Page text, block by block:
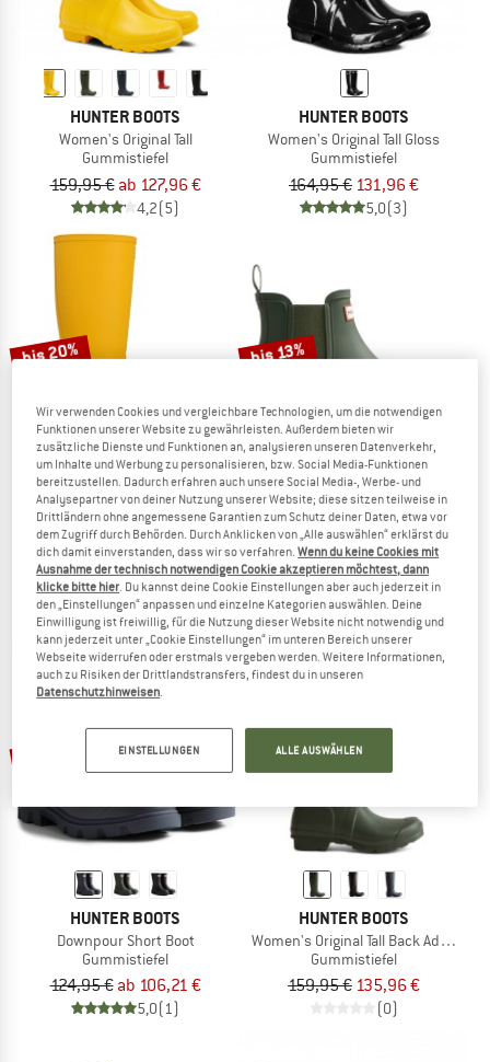
HUNTER BOOTS
Women's Original Tall
Gummistiefel
159,95 € ab 127,96 €
4,2(5)
HUNTER BOOTS
Women's Original Tall Gloss
Gummistiefel
164,95 € 131,96 €
5,0(3)
bis 20%
HUNTER BOOTS
Downpour Tall Boot
Gummistiefel
134,95 €ab 107,96 €
(0)
bis 13%
HUNTER BOOTS
Downpour Chelsea
Gummistiefel
119,95 €ab 104,36 €
(0)
HUNTER BOOTS
Downpour Short Boot
Gummistiefel
124,95 € ab 106,21 €
5,0(1)
bis 20%
HUNTER BOOTS
Women's Original Tall Back
Gummistiefel
159,95 € 135,96 €
(0)
Wir verwenden Cookies und vergleichbare Technologien, um die notwendigen
Funktionen unserer Website zu gewährleisten. Außerdem bieten wir
zusätzliche Dienste und Funktionen an, analysieren unseren Datenverkehr,
um Inhalte und Werbung zu personalisieren, bzw. Social Media-Funktionen
bereitzustellen. Dadurch erfahren auch unsere Social Media-, Werbe- und
Analysepartner von deiner Nutzung unserer Website; diese sitzen teilweise in
Drittländern ohne angemessene Garantien zum Schutz deiner Daten, etwa vor
dem Zugriff durch Behörden. Durch Anklicken von „Alle auswählen“ erklärst du
dich damit einverstanden, dass wir so verfahren.Wenn du keine Cookies mit
Ausnahme der technisch notwendigen Cookie akzeptieren möchtest, dann
klicke bitte hier. Du kannst deine Cookie Einstellungen aber auch jederzeit in
den „Einstellungen“ anpassen und einzelne Kategorien auswählen. Deine
Einwilligung ist freiwillig, für die Nutzung dieser Website nicht notwendig und
kann jederzeit unter „Cookie Einstellungen“ im unteren Bereich unserer
Webseite widerrufen oder erstmals vergeben werden. Weitere Informationen,
auch zu Risiken der Drittlandstransfers, findest du in unseren
Datenschutzhinweisen.
EINSTELLUNGEN ALLE AUSWÄHLEN